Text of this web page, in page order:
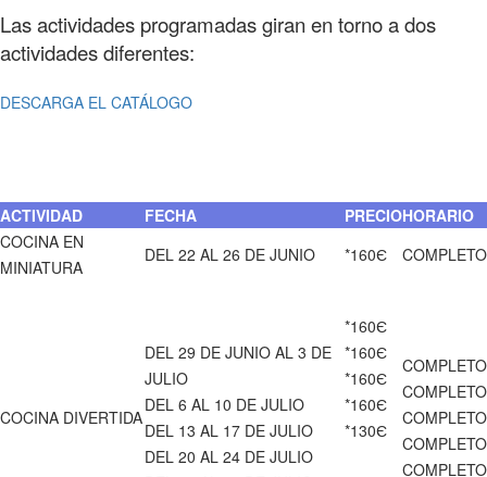
Las actividades programadas giran en torno a dos
actividades diferentes:
DESCARGA EL CATÁLOGO
ACTIVIDAD FECHA PRECIOHORARIO
COCINA EN
MINIATURA
DEL 22 AL 26 DE JUNIO *160Є COMPLETO
COCINA DIVERTIDA
DEL 29 DE JUNIO AL 3 DE
JULIO
DEL 6 AL 10 DE JULIO
DEL 13 AL 17 DE JULIO
DEL 20 AL 24 DE JULIO
*160Є
*160Є
*160Є
*160Є
*130Є
COMPLETO
COMPLETO
COMPLETO
COMPLETO
COMPLETO